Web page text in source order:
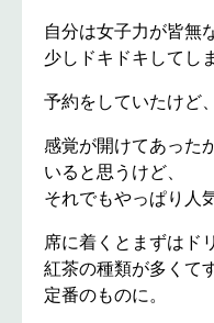
自分は女子力が皆無
少しドキドキしてし
予約をしていたけど
感覚が開けてあった
いると思うけど、
それでもやっぱり人
席に着くとまずはド
紅茶の種類が多くて
定番のものに。